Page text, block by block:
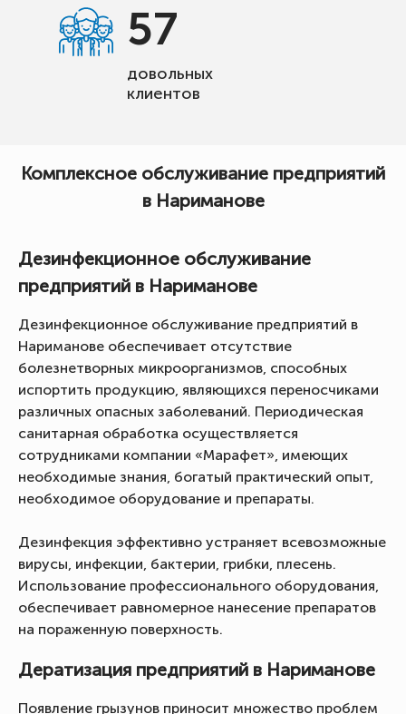
57
довольных
клиентов
Комплексное обслуживание предприятий
в Нариманове
Дезинфекционное обслуживание
предприятий в Нариманове
Дезинфекционное обслуживание предприятий в
Нариманове обеспечивает отсутствие
болезнетворных микроорганизмов, способных
испортить продукцию, являющихся переносчиками
различных опасных заболеваний. Периодическая
санитарная обработка осуществляется
сотрудниками компании «Марафет», имеющих
необходимые знания, богатый практический опыт,
необходимое оборудование и препараты.
Дезинфекция эффективно устраняет всевозможные
вирусы, инфекции, бактерии, грибки, плесень.
Использование профессионального оборудования,
обеспечивает равномерное нанесение препаратов
на пораженную поверхность.
Дератизация предприятий в Нариманове
Появление грызунов приносит множество проблем